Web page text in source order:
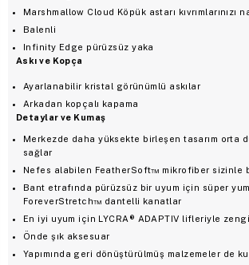
Marshmallow Cloud Köpük astarı kıvrımlarınızı
Balenli
Infinity Edge pürüzsüz yaka
Askı ve Kopça
Ayarlanabilir kristal görünümlü askılar
Arkadan kopçalı kapama
Detaylar ve Kumaş
Merkezde daha yüksekte birleşen tasarım orta
sağlar
Nefes alabilen FeatherSoft™ mikrofiber sizinle
Bant etrafında pürüzsüz bir uyum için süper
ForeverStretch™ dantelli kanatlar
En iyi uyum için LYCRA® ADAPTIV lifleriyle
Önde şık aksesuar
Yapımında geri dönüştürülmüş malzemeler de